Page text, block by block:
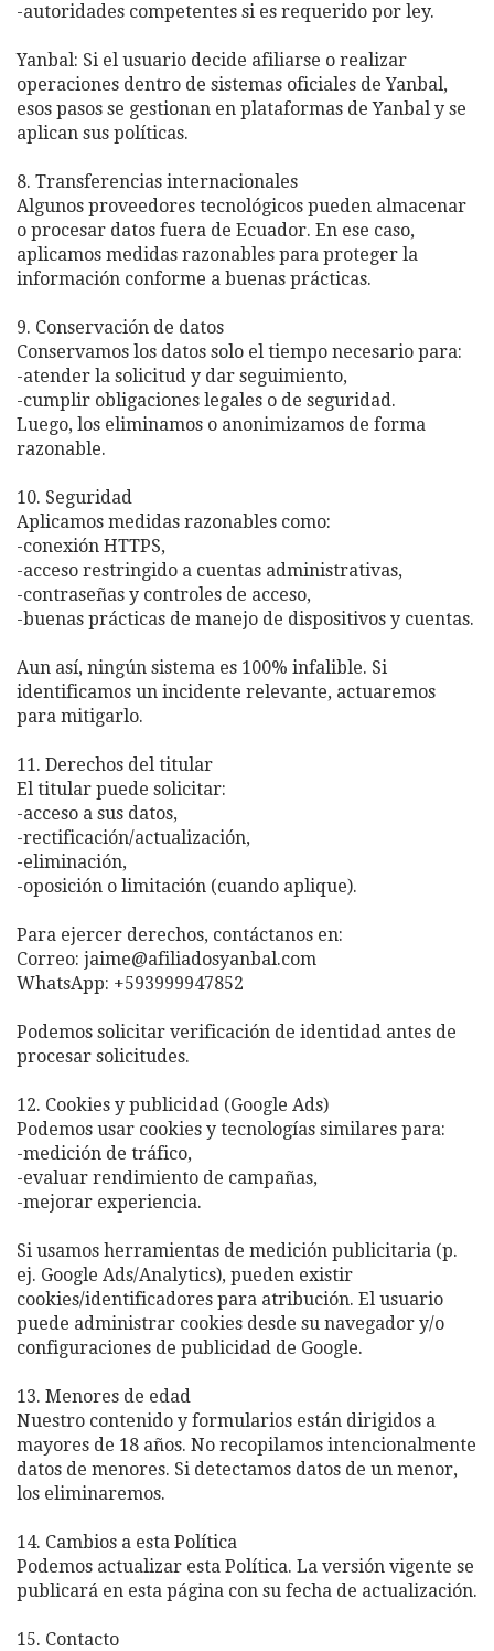
-autoridades competentes si es requerido por ley.
Yanbal: Si el usuario decide afiliarse o realizar
operaciones dentro de sistemas oficiales de Yanbal,
esos pasos se gestionan en plataformas de Yanbal y se
aplican sus políticas.
8. Transferencias internacionales
Algunos proveedores tecnológicos pueden almacenar
o procesar datos fuera de Ecuador. En ese caso,
aplicamos medidas razonables para proteger la
información conforme a buenas prácticas.
9. Conservación de datos
Conservamos los datos solo el tiempo necesario para:
-atender la solicitud y dar seguimiento,
-cumplir obligaciones legales o de seguridad.
Luego, los eliminamos o anonimizamos de forma
razonable.
10. Seguridad
Aplicamos medidas razonables como:
-conexión HTTPS,
-acceso restringido a cuentas administrativas,
-contraseñas y controles de acceso,
-buenas prácticas de manejo de dispositivos y cuentas.
Aun así, ningún sistema es 100% infalible. Si
identificamos un incidente relevante, actuaremos
para mitigarlo.
11. Derechos del titular
El titular puede solicitar:
-acceso a sus datos,
-rectificación/actualización,
-eliminación,
-oposición o limitación (cuando aplique).
Para ejercer derechos, contáctanos en:
Correo: jaime@afiliadosyanbal.com
WhatsApp: +593999947852
Podemos solicitar verificación de identidad antes de
procesar solicitudes.
12. Cookies y publicidad (Google Ads)
Podemos usar cookies y tecnologías similares para:
-medición de tráfico,
-evaluar rendimiento de campañas,
-mejorar experiencia.
Si usamos herramientas de medición publicitaria (p.
ej. Google Ads/Analytics), pueden existir
cookies/identificadores para atribución. El usuario
puede administrar cookies desde su navegador y/o
configuraciones de publicidad de Google.
13. Menores de edad
Nuestro contenido y formularios están dirigidos a
mayores de 18 años. No recopilamos intencionalmente
datos de menores. Si detectamos datos de un menor,
los eliminaremos.
14. Cambios a esta Política
Podemos actualizar esta Política. La versión vigente se
publicará en esta página con su fecha de actualización.
15. Contacto